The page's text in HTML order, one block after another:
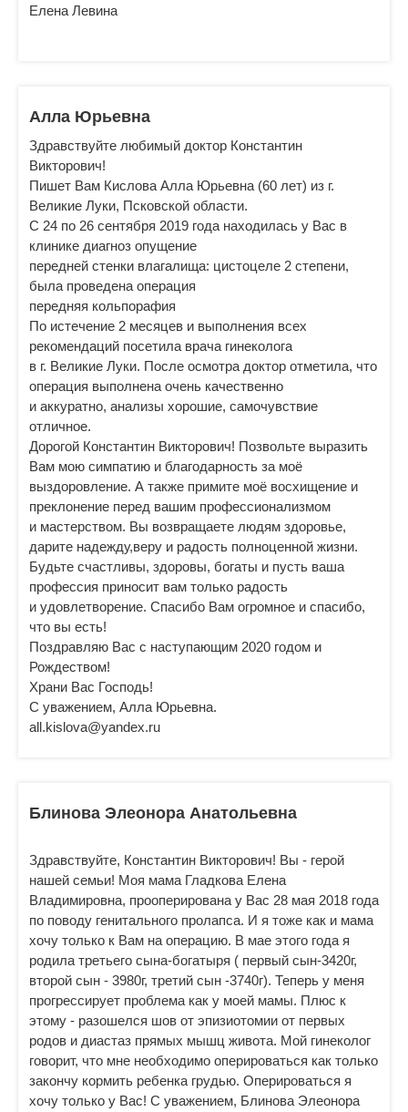
Елена Левина
Алла Юрьевна
Здравствуйте любимый доктор Константин
Викторович!
Пишет Вам Кислова Алла Юрьевна (60 лет) из г.
Великие Луки, Псковской области.
С 24 по 26 сентября 2019 года находилась у Вас в
клинике диагноз опущение
передней стенки влагалища: цистоцеле 2 степени,
была проведена операция
передняя кольпорафия
По истечение 2 месяцев и выполнения всех
рекомендаций посетила врача гинеколога
в г. Великие Луки. После осмотра доктор отметила, что
операция выполнена очень качественно
и аккуратно, анализы хорошие, самочувствие
отличное.
Дорогой Константин Викторович! Позвольте выразить
Вам мою симпатию и благодарность за моё
выздоровление. А также примите моё восхищение и
преклонение перед вашим профессионализмом
и мастерством. Вы возвращаете людям здоровье,
дарите надежду,веру и радость полноценной жизни.
Будьте счастливы, здоровы, богаты и пусть ваша
профессия приносит вам только радость
и удовлетворение. Спасибо Вам огромное и спасибо,
что вы есть!
Поздравляю Вас с наступающим 2020 годом и
Рождеством!
Храни Вас Господь!
С уважением, Алла Юрьевна.
all.kislova@yandex.ru
Блинова Элеонора Анатольевна
Здравствуйте, Константин Викторович! Вы - герой
нашей семьи! Моя мама Гладкова Елена
Владимировна, прооперирована у Вас 28 мая 2018 года
по поводу генитального пролапса. И я тоже как и мама
хочу только к Вам на операцию. В мае этого года я
родила третьего сына-богатыря ( первый сын-3420г,
второй сын - 3980г, третий сын -3740г). Теперь у меня
прогрессирует проблема как у моей мамы. Плюс к
этому - разошелся шов от эпизиотомии от первых
родов и диастаз прямых мышц живота. Мой гинеколог
говорит, что мне необходимо оперироваться как только
закончу кормить ребенка грудью. Оперироваться я
хочу только у Вас! С уважением, Блинова Элеонора